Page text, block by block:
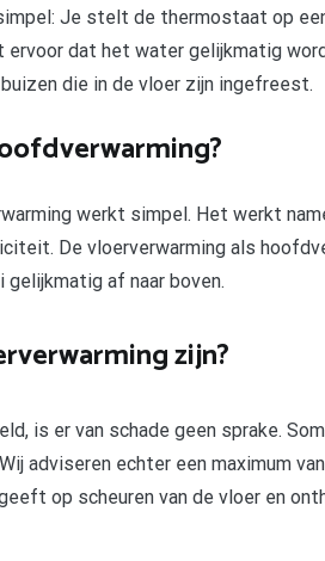
Je stelt de thermostaat op
ervoor dat het water gelijkmatig
die in de vloer zijn ingefreest.
werkt simpel. Het werkt
De vloerverwarming als
af naar boven.
zijn?
is er van schade geen sprake.
adviseren echter een maximum
op scheuren van de vloer en